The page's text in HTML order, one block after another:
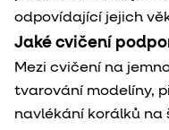
odpovídající jejich
Jaké cvičení
Mezi cvičení na
tvarování modelíny,
navlékání korálků na